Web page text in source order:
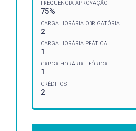
FREQUÊNCIA APROVAÇÃO
75%
CARGA HORÁRIA OBRIGATÓRIA
2
CARGA HORÁRIA PRÁTICA
1
CARGA HORÁRIA TEÓRICA
1
CRÉDITOS
2